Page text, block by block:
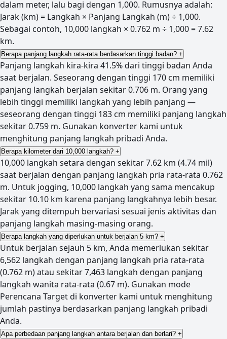
dalam meter, lalu bagi dengan 1,000. Rumusnya adalah:
Jarak (km) = Langkah × Panjang Langkah (m) ÷ 1,000.
Sebagai contoh, 10,000 langkah × 0.762 m ÷ 1,000 = 7.62
km.
Berapa panjang langkah rata-rata berdasarkan tinggi badan? +
Panjang langkah kira-kira 41.5% dari tinggi badan Anda
saat berjalan. Seseorang dengan tinggi 170 cm memiliki
panjang langkah berjalan sekitar 0.706 m. Orang yang
lebih tinggi memiliki langkah yang lebih panjang —
seseorang dengan tinggi 183 cm memiliki panjang langkah
sekitar 0.759 m. Gunakan konverter kami untuk
menghitung panjang langkah pribadi Anda.
Berapa kilometer dari 10,000 langkah? +
10,000 langkah setara dengan sekitar 7.62 km (4.74 mil)
saat berjalan dengan panjang langkah pria rata-rata 0.762
m. Untuk jogging, 10,000 langkah yang sama mencakup
sekitar 10.10 km karena panjang langkahnya lebih besar.
Jarak yang ditempuh bervariasi sesuai jenis aktivitas dan
panjang langkah masing-masing orang.
Berapa langkah yang diperlukan untuk berjalan 5 km? +
Untuk berjalan sejauh 5 km, Anda memerlukan sekitar
6,562 langkah dengan panjang langkah pria rata-rata
(0.762 m) atau sekitar 7,463 langkah dengan panjang
langkah wanita rata-rata (0.67 m). Gunakan mode
Perencana Target di konverter kami untuk menghitung
jumlah pastinya berdasarkan panjang langkah pribadi
Anda.
Apa perbedaan panjang langkah antara berjalan dan berlari? +